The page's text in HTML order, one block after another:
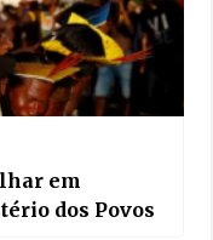
em
dos Povos